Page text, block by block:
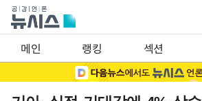
메인 랭킹 섹션